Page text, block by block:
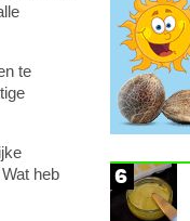
te
heb
6